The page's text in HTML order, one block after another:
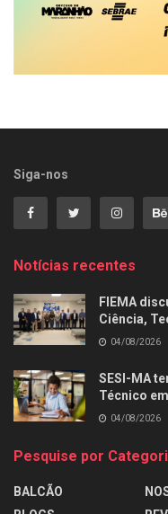
Siga-nos
Notícias recentes
FIEMA
Ciência,
04/08/2026
SESI-MA
Técnico
04/08/2026
Pesquise por
BALCÃO